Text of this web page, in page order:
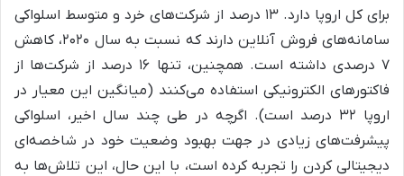
برای کل اروپا دارد. ۱۳ درصد از شرکت‌های خرد و متوسط اسلواکی
سامانه‌های فروش آنلاین دارند که نسبت به سال ۲۰۲۰، کاهش
۷ درصدی داشته است. همچنین، تنها ۱۶ درصد از شرکت‌ها از
فاکتورهای الکترونیکی استفاده می‌کنند (میانگین این معیار در
اروپا ۳۲ درصد است). اگرچه در طی چند سال اخیر، اسلواکی
پیشرفت‌های زیادی در جهت بهبود وضعیت خود در شاخصه‌ای
دیجیتالی کردن را تجربه کرده است، با این حال، این تلاش‌ها به